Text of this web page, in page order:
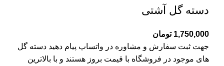
دسته گل آشتی
1,750,000 تومان
جهت ثبت سفارش و مشاوره در واتساپ پیام دهید دسته گل
های موجود در فروشگاه با قیمت بروز هستند و با بالاترین